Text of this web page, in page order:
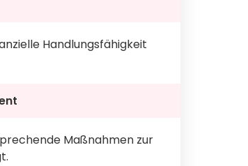
Handlungsfähigkeit
Maßnahmen zur